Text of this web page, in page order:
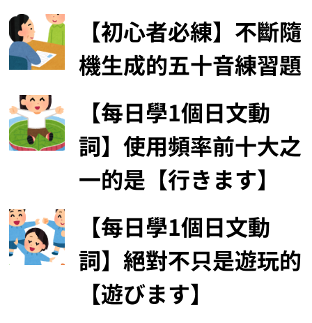
【初心者必練】不斷隨
機生成的五十音練習題
【每日學1個日文動
詞】使用頻率前十大之
一的是【行きます】
【每日學1個日文動
詞】絕對不只是遊玩的
【遊びます】